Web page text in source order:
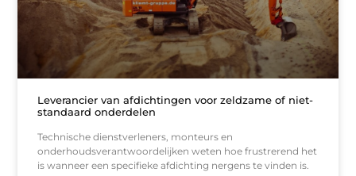
Leverancier van afdichtingen voor zeldzame of niet-
standaard onderdelen
Technische dienstverleners, monteurs en
onderhoudsverantwoordelijken weten hoe frustrerend het
is wanneer een specifieke afdichting nergens te vinden is.